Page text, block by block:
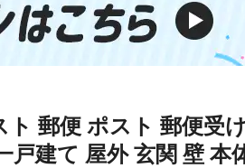
ト 郵便 ポスト 郵便受
建て 屋外 玄関 壁 本